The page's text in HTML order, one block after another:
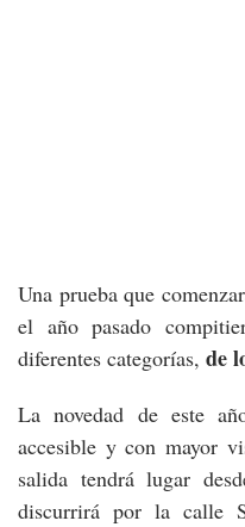
Una prueba que
el año pasado
diferentes categorías, de
La novedad de este
accesible y con mayor
salida tendrá lugar
discurrirá por la calle